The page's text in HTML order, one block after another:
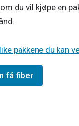
du vil kjøpe en
pakkene du kan
få fiber